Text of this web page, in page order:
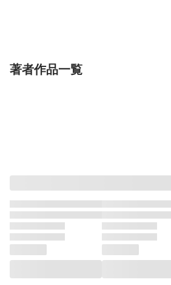
著者作品一覧